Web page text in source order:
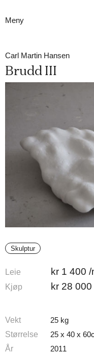
Meny
Carl Martin Hansen
Brudd III
Skulptur
Leie kr 1 400 /
Kjøp kr 28 000
Vekt
25 kg
Størrelse
25 x 40 x
År
2011